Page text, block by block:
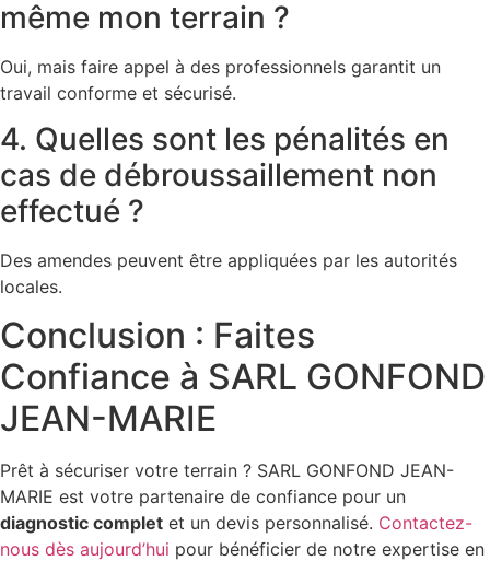
même mon terrain ?
Oui, mais faire appel à des professionnels garantit un
travail conforme et sécurisé.
4. Quelles sont les pénalités en
cas de débroussaillement non
effectué ?
Des amendes peuvent être appliquées par les autorités
locales.
Conclusion : Faites
Confiance à SARL GONFOND
JEAN-MARIE
Prêt à sécuriser votre terrain ? SARL GONFOND JEAN-
MARIE est votre partenaire de confiance pour un
diagnostic complet et un devis personnalisé. Contactez-
nous dès aujourd’hui pour bénéficier de notre expertise en